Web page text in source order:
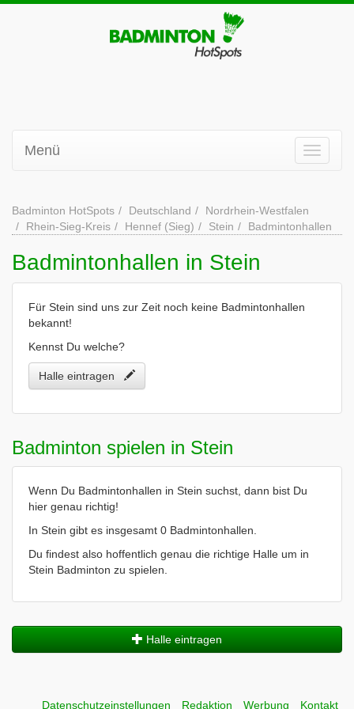
Menü
Badminton HotSpots Deutschland
Nordrhein-Westfalen
Rhein-Sieg-Kreis
Hennef (Sieg) Stein Badmintonhallen
Badmintonhallen in Stein
Für Stein sind uns zur Zeit noch keine Badmintonhallen
bekannt!
Kennst Du welche?
Halle eintragen
Badminton spielen in Stein
Wenn Du Badmintonhallen in Stein suchst, dann bist Du
hier genau richtig!
In Stein gibt es insgesamt 0 Badmintonhallen.
Du findest also hoffentlich genau die richtige Halle um in
Stein Badminton zu spielen.
Halle eintragen
Datenschutzeinstellungen Redaktion Werbung Kontakt